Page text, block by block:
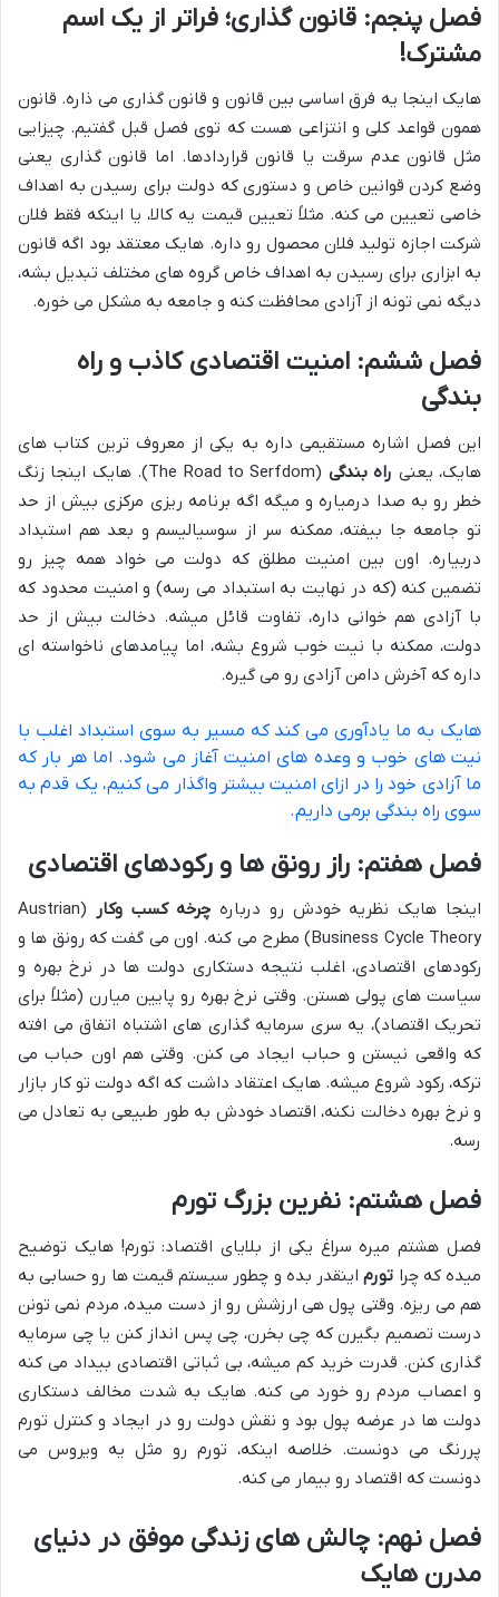
فصل پنجم: قانون گذاری؛ فراتر از یک اسم
مشترک!
هایک اینجا یه فرق اساسی بین قانون و قانون گذاری می ذاره. قانون
همون قواعد کلی و انتزاعی هست که توی فصل قبل گفتیم. چیزایی
مثل قانون عدم سرقت یا قانون قراردادها. اما قانون گذاری یعنی
وضع کردن قوانین خاص و دستوری که دولت برای رسیدن به اهداف
خاصی تعیین می کنه. مثلاً تعیین قیمت یه کالا، یا اینکه فقط فلان
شرکت اجازه تولید فلان محصول رو داره. هایک معتقد بود اگه قانون
به ابزاری برای رسیدن به اهداف خاص گروه های مختلف تبدیل بشه،
دیگه نمی تونه از آزادی محافظت کنه و جامعه به مشکل می خوره.
فصل ششم: امنیت اقتصادی کاذب و راه
بندگی
این فصل اشاره مستقیمی داره به یکی از معروف ترین کتاب های
هایک، یعنی راه بندگی
(The Road to Serfdom). هایک اینجا زنگ
خطر رو به صدا درمیاره و میگه اگه برنامه ریزی مرکزی بیش از حد
تو جامعه جا بیفته، ممکنه سر از سوسیالیسم و بعد هم استبداد
دربیاره. اون بین امنیت مطلق که دولت می خواد همه چیز رو
تضمین کنه (که در نهایت به استبداد می رسه) و امنیت محدود که
با آزادی هم خوانی داره، تفاوت قائل میشه. دخالت بیش از حد
دولت، ممکنه با نیت خوب شروع بشه، اما پیامدهای ناخواسته ای
داره که آخرش دامن آزادی رو می گیره.
هایک به ما یادآوری می کند که مسیر به سوی استبداد اغلب با
نیت های خوب و وعده های امنیت آغاز می شود. اما هر بار که
ما آزادی خود را در ازای امنیت بیشتر واگذار می کنیم، یک قدم به
سوی راه بندگی برمی داریم.
فصل هفتم: راز رونق ها و رکودهای اقتصادی
اینجا هایک نظریه خودش رو درباره چرخه کسب وکار
(Austrian
Business Cycle Theory) مطرح می کنه. اون می گفت که رونق ها و
رکودهای اقتصادی، اغلب نتیجه دستکاری دولت ها در نرخ بهره و
سیاست های پولی هستن. وقتی نرخ بهره رو پایین میارن (مثلاً برای
تحریک اقتصاد)، یه سری سرمایه گذاری های اشتباه اتفاق می افته
که واقعی نیستن و حباب ایجاد می کنن. وقتی هم اون حباب می
ترکه، رکود شروع میشه. هایک اعتقاد داشت که اگه دولت تو کار بازار
و نرخ بهره دخالت نکنه، اقتصاد خودش به طور طبیعی به تعادل می
رسه.
فصل هشتم: نفرین بزرگ تورم
فصل هشتم میره سراغ یکی از بلایای اقتصاد: تورم! هایک توضیح
میده که چرا تورماینقدر بده و چطور سیستم قیمت ها رو حسابی به
هم می ریزه. وقتی پول هی ارزشش رو از دست میده، مردم نمی تونن
درست تصمیم بگیرن که چی بخرن، چی پس انداز کنن یا چی سرمایه
گذاری کنن. قدرت خرید کم میشه، بی ثباتی اقتصادی بیداد می کنه
و اعصاب مردم رو خورد می کنه. هایک به شدت مخالف دستکاری
دولت ها در عرضه پول بود و نقش دولت رو در ایجاد و کنترل تورم
پررنگ می دونست. خلاصه اینکه، تورم رو مثل یه ویروس می
دونست که اقتصاد رو بیمار می کنه.
فصل نهم: چالش های زندگی موفق در دنیای
مدرن هایک